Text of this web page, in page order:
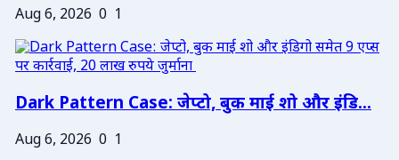
Aug 6, 2026 0 1
Dark Pattern Case: जेप्टो, बुक माई शो और इंडि...
Aug 6, 2026 0 1